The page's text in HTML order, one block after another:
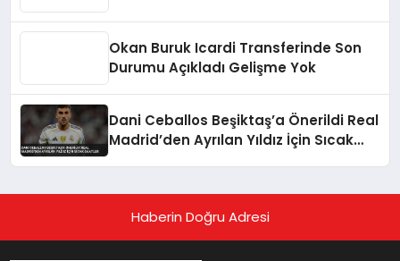
Okan Buruk Icardi Transferinde Son
Durumu Açıkladı Gelişme Yok
Dani Ceballos Beşiktaş’a Önerildi Real
Madrid’den Ayrılan Yıldız İçin Sıcak
Haberin Doğru Adresi